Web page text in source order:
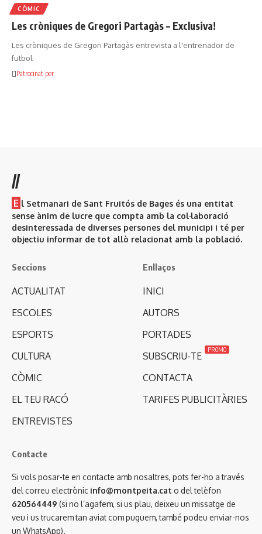
CÒMIC
Les cròniques de Gregori Partagàs – Exclusiva!
Les cròniques de Gregori Partagàs entrevista a l'entrenador de
futbol
Patrocinat per
//
E l Setmanari de Sant Fruitós de Bages és una entitat
sense ànim de lucre que compta amb la col·laboració
desinteressada de diverses persones del municipi i té per
objectiu informar de tot allò relacionat amb la població.
Seccions
ACTUALITAT
ESCOLES
ESPORTS
CULTURA
CÒMIC
EL TEU RACÓ
ENTREVISTES
Enllaços
INICI
AUTORS
PORTADES
SUBSCRIU-TE
PROMO
CONTACTA
TARIFES PUBLICITÀRIES
Contacte
Si vols posar-te en contacte amb nosaltres, pots fer-ho a través
del correu electrònic info@montpeita.cat o del telèfon
620564449 (si no l’agafem, si us plau, deixeu un missatge de
veu i us trucarem tan aviat com puguem, també podeu enviar-nos
un WhatsApp).